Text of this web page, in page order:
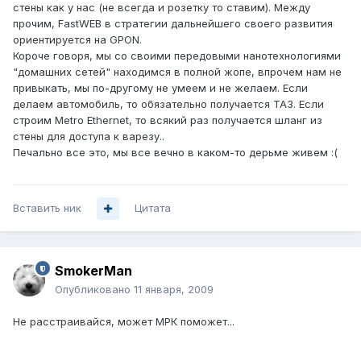
стены как у нас (не всегда и розетку то ставим). Между
прочим, FastWEB в стратегии дальнейшего своего развития
ориентируется на GPON.
Короче говоря, мы со своими передовыми нанотехнологиями
"домашних сетей" находимся в полной жопе, впрочем нам не
привыкать, мы по-другому не умеем и не желаем. Если
делаем автомобиль, то обязательно получается ТАЗ. Если
строим Metro Ethernet, то всякий раз получается шланг из
стены для доступа к варезу..
Печально все это, мы все вечно в каком-то дерьме живем :(
Вставить ник Цитата
SmokerMan
Опубликовано 11 января, 2009
Не расстраивайся, может МРК поможет...